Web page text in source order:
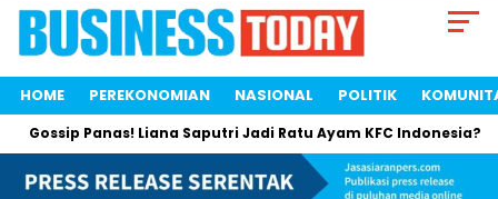
HOME PEREKONOMIAN NASIONAL POLITIK
Gossip Panas! Liana Saputri Jadi Ratu Ayam KFC Indonesia?